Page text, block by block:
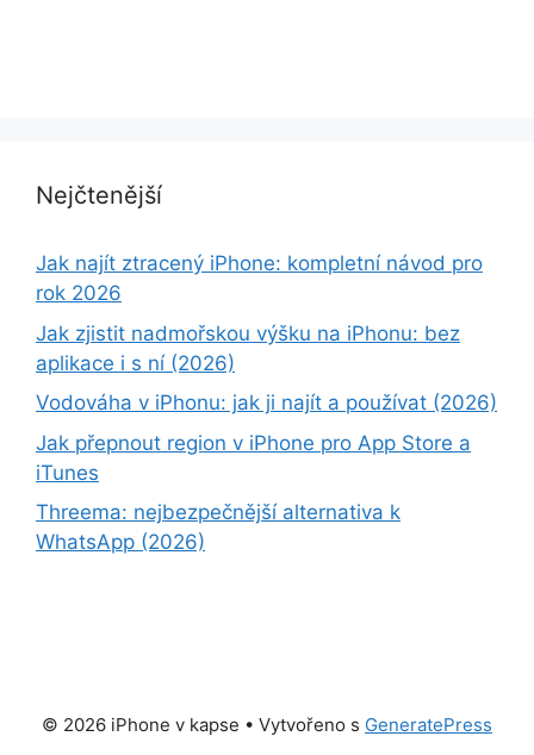
Nejčtenější
Jak najít ztracený iPhone: kompletní návod pro
rok 2026
Jak zjistit nadmořskou výšku na iPhonu: bez
aplikace i s ní (2026)
Vodováha v iPhonu: jak ji najít a používat (2026)
Jak přepnout region v iPhone pro App Store a
iTunes
Threema: nejbezpečnější alternativa k
WhatsApp (2026)
© 2026 iPhone v kapse • Vytvořeno s GeneratePress